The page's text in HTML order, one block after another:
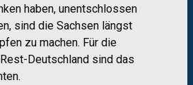
haben, unentschlossen
sind die Sachsen längst
zu machen. Für die
Deutschland sind das